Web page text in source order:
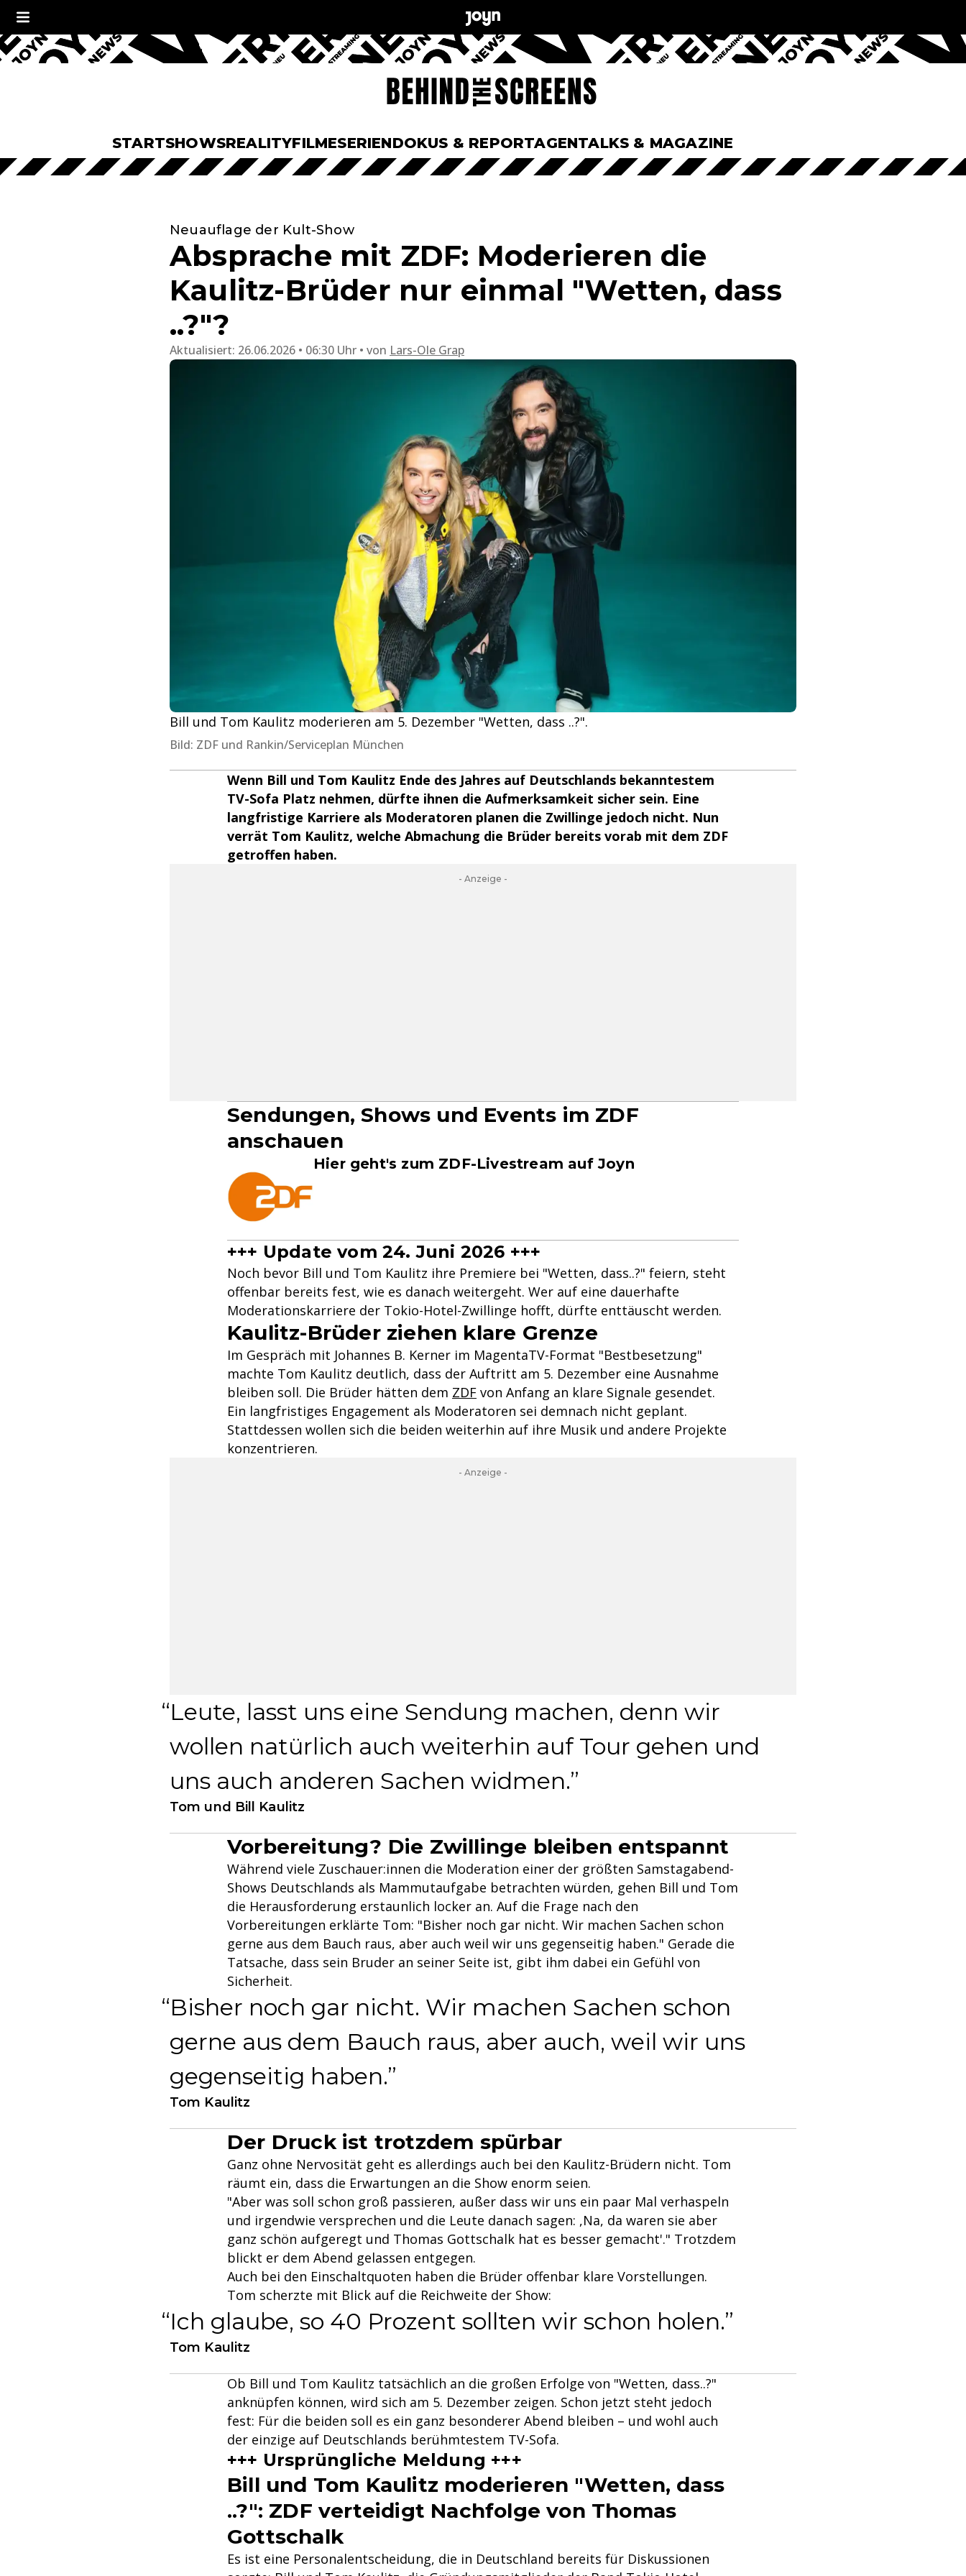
STARTSHOWSREALITYFILMESERIENDOKUS & REPORTAGENTALKS & MAGAZINE
Neuauflage der Kult-Show
Absprache mit ZDF: Moderieren die
Kaulitz-Brüder nur einmal "Wetten, dass
..?"?
Aktualisiert: 26.06.2026 • 06:30 Uhr von Lars-Ole Grap
Bill und Tom Kaulitz moderieren am 5. Dezember "Wetten, dass ..?".
Bild: ZDF und Rankin/Serviceplan München
Wenn Bill und Tom Kaulitz Ende des Jahres auf Deutschlands bekanntestem
TV-Sofa Platz nehmen, dürfte ihnen die Aufmerksamkeit sicher sein. Eine
langfristige Karriere als Moderatoren planen die Zwillinge jedoch nicht. Nun
verrät Tom Kaulitz, welche Abmachung die Brüder bereits vorab mit dem ZDF
getroffen haben.
- Anzeige -
Sendungen, Shows und Events im ZDF
anschauen
Hier geht's zum ZDF-Livestream auf Joyn
+++ Update vom 24. Juni 2026 +++
Noch bevor Bill und Tom Kaulitz ihre Premiere bei "Wetten, dass..?" feiern, steht
offenbar bereits fest, wie es danach weitergeht. Wer auf eine dauerhafte
Moderationskarriere der Tokio-Hotel-Zwillinge hofft, dürfte enttäuscht werden.
Kaulitz-Brüder ziehen klare Grenze
Im Gespräch mit Johannes B. Kerner im MagentaTV-Format "Bestbesetzung"
machte Tom Kaulitz deutlich, dass der Auftritt am 5. Dezember eine Ausnahme
bleiben soll. Die Brüder hätten dem ZDF von Anfang an klare Signale gesendet.
Ein langfristiges Engagement als Moderatoren sei demnach nicht geplant.
Stattdessen wollen sich die beiden weiterhin auf ihre Musik und andere Projekte
konzentrieren.
- Anzeige -
Leute, lasst uns eine Sendung machen, denn wir
wollen natürlich auch weiterhin auf Tour gehen und
uns auch anderen Sachen widmen.
Tom und Bill Kaulitz
Vorbereitung? Die Zwillinge bleiben entspannt
Während viele Zuschauer:innen die Moderation einer der größten Samstagabend-
Shows Deutschlands als Mammutaufgabe betrachten würden, gehen Bill und Tom
die Herausforderung erstaunlich locker an. Auf die Frage nach den
Vorbereitungen erklärte Tom: "Bisher noch gar nicht. Wir machen Sachen schon
gerne aus dem Bauch raus, aber auch weil wir uns gegenseitig haben." Gerade die
Tatsache, dass sein Bruder an seiner Seite ist, gibt ihm dabei ein Gefühl von
Sicherheit.
Bisher noch gar nicht. Wir machen Sachen schon
gerne aus dem Bauch raus, aber auch, weil wir uns
gegenseitig haben.
Tom Kaulitz
Der Druck ist trotzdem spürbar
Ganz ohne Nervosität geht es allerdings auch bei den Kaulitz-Brüdern nicht. Tom
räumt ein, dass die Erwartungen an die Show enorm seien.
"Aber was soll schon groß passieren, außer dass wir uns ein paar Mal verhaspeln
und irgendwie versprechen und die Leute danach sagen: ,Na, da waren sie aber
ganz schön aufgeregt und Thomas Gottschalk hat es besser gemacht'." Trotzdem
blickt er dem Abend gelassen entgegen.
Auch bei den Einschaltquoten haben die Brüder offenbar klare Vorstellungen.
Tom scherzte mit Blick auf die Reichweite der Show:
Ich glaube, so 40 Prozent sollten wir schon holen.
Tom Kaulitz
Ob Bill und Tom Kaulitz tatsächlich an die großen Erfolge von "Wetten, dass..?"
anknüpfen können, wird sich am 5. Dezember zeigen. Schon jetzt steht jedoch
fest: Für die beiden soll es ein ganz besonderer Abend bleiben – und wohl auch
der einzige auf Deutschlands berühmtestem TV-Sofa.
+++ Ursprüngliche Meldung +++
Bill und Tom Kaulitz moderieren "Wetten, dass
..?": ZDF verteidigt Nachfolge von Thomas
Gottschalk
Es ist eine Personalentscheidung, die in Deutschland bereits für Diskussionen